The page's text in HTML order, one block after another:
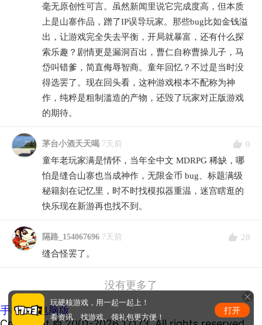
毫无原创性可言。虽然新闻里说它完成度高，但本质
上是山寨作品，蹭了IP误导玩家。那些bug比如金钱溢
出，让游戏完全失去平衡，开局就暴富，还有什么探
索乐趣？剧情更是漏洞百出，曹仁自称曹操儿子，马
岱叫错爹，简直侮辱智商。童年回忆？不过是当时没
得选罢了。现在回头看，这种游戏根本不配称为神
作，纯粹是粗制滥造的产物，还毁了玩家对正版游戏
的期待。
茅台小酒天天喝 7天前
0
童年老玩家满是情怀，当年全中文 MDRPG 稀缺，哪
怕是缝合山寨也当成神作，无限金币 bug、标题满级
秘籍刻在记忆里，时不时找模拟器重温，迷宫瞎逛的
快乐现在新游再也找不到。
隔路_154067696 7天前
28
缝合怪罢了。
没有更多了
手机版|电脑版
玩硬核游戏，用一起一起上！
看资讯、找游戏、领礼包更方便！
打开